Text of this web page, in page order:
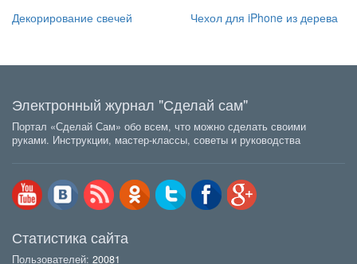
Декорирование свечей Чехол для iPhone из дерева
Электронный журнал "Сделай сам"
Портал «Сделай Сам» обо всем, что можно сделать своими
руками. Инструкции, мастер-классы, советы и руководства
Статистика сайта
Пользователей: 20081